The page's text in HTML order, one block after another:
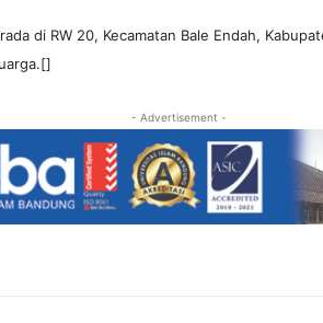
di RW 20, Kecamatan Bale Endah,
- Advertisement -